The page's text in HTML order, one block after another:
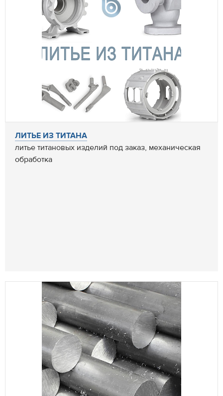
ЛИТЬЕ ИЗ ТИТАНА
литье титановых изделий под заказ, механическая
обработка